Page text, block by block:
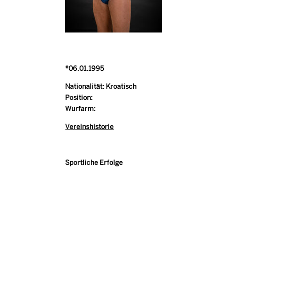
*06.01.1995
Nationalität: Kroatisch
Position:
Wurfarm:
Vereinshistorie
Sportliche Erfolge